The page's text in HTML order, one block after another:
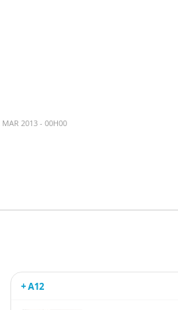
MAR 2013 - 00H00
+ A12